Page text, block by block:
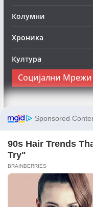
Колумни
Хроника
Култура
Социјални Мрежи
Следете нè на